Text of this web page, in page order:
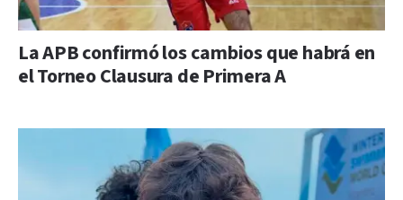
La APB confirmó los cambios que habrá en
el Torneo Clausura de Primera A